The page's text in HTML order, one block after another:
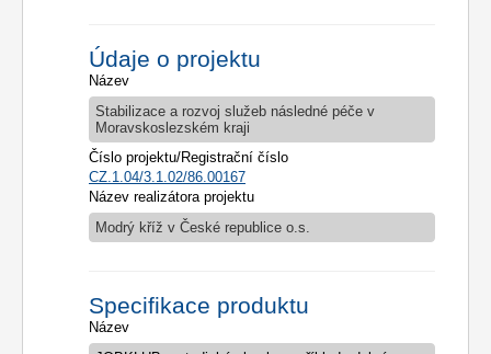
Údaje o projektu
Název
Stabilizace a rozvoj služeb následné péče v
Moravskoslezském kraji
Číslo projektu/Registrační číslo
CZ.1.04/3.1.02/86.00167
Název realizátora projektu
Modrý kříž v České republice o.s.
Specifikace produktu
Název